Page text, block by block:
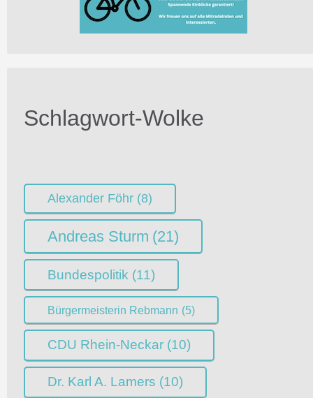
Schlagwort-Wolke
Alexander Föhr (8)
Andreas Sturm (21)
Bundespolitik (11)
Bürgermeisterin Rebmann (5)
CDU Rhein-Neckar (10)
Dr. Karl A. Lamers (10)